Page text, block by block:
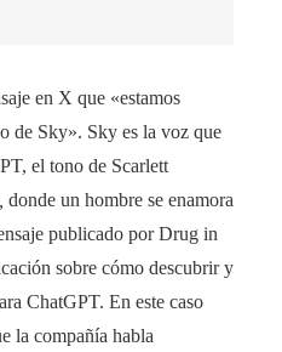
en X que «estamos
de Sky». Sky es la voz que
el tono de Scarlett
donde un hombre se enamora
publicado por Drug in
sobre cómo descubrir y
ChatGPT. En este caso
la compañía habla